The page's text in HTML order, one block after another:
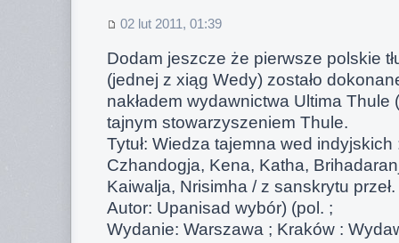
02 lut 2011, 01:39
Dodam jeszcze że pierwsze polskie
(jednej z xiąg Wedy) zostało
nakładem wydawnictwa Ultima
tajnym stowarzyszeniem Thule.
Tytuł: Wiedza tajemna wed
Czhandogja, Kena, Katha,
Kaiwalja, Nrisimha / z sanskrytu
Autor: Upanisad wybór) (pol. ;
Wydanie: Warszawa ; Kraków :